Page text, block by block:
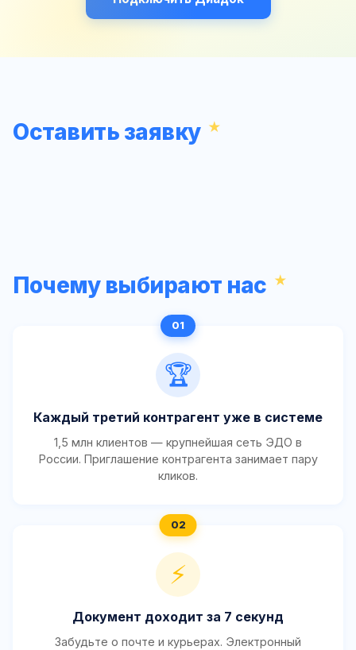
Оставить заявку
Почему выбирают нас
🏆
Каждый третий контрагент уже в системе
1,5 млн клиентов — крупнейшая сеть ЭДО в
России. Приглашение контрагента занимает пару
кликов.
⚡
Документ доходит за 7 секунд
Забудьте о почте и курьерах. Электронный